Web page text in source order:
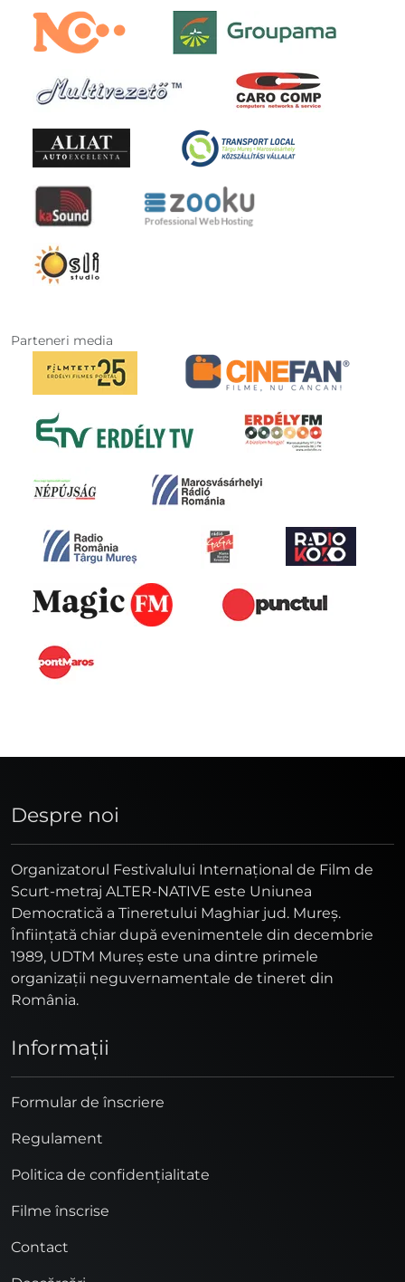
Parteneri media
Despre noi
Organizatorul Festivalului Internaţional de Film de
Scurt-metraj ALTER-NATIVE este Uniunea
Democratică a Tineretului Maghiar jud. Mureş.
Înfiinţată chiar după evenimentele din decembrie
1989, UDTM Mureş este una dintre primele
organizaţii neguvernamentale de tineret din
România.
Informaţii
Formular de înscriere
Regulament
Politica de confidențialitate
Filme înscrise
Contact